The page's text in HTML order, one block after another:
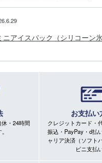
ニアイスパック（シリコーン
・24時間
お支払い
クレジットカード・
振込・PayPay・d払
ャリア決済（ソフト
ビニ支払い